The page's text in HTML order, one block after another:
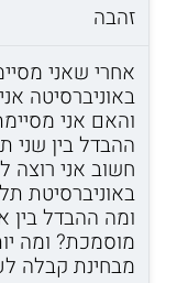
זהבה
אחרי שאני
באוניברסיטה
ההבדל בין שני
חשוב אני רוצה
באוניברסיטת
ומה ההבדל בין
מוסמכת? ומה
מבחינת קבלה